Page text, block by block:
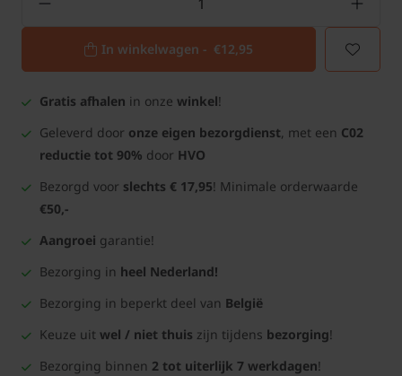
In winkelwagen - €12,95
Gratis afhalen in onze winkel!
Geleverd door onze eigen bezorgdienst, met een C02
reductie tot 90% door HVO
Bezorgd voor slechts € 17,95! Minimale orderwaarde
€50,-
Aangroei garantie!
Bezorging in heel Nederland!
Bezorging in beperkt deel van België
Keuze uit wel / niet thuis zijn tijdens bezorging!
Bezorging binnen 2 tot uiterlijk 7 werkdagen!